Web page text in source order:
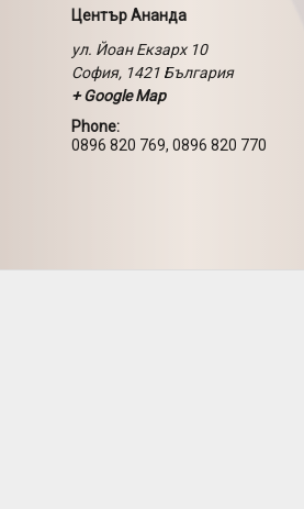
Център Ананда
ул. Йоан Екзарх 10
София, 1421 България
+ Google Map
Phone:
0896 820 769, 0896 820 770